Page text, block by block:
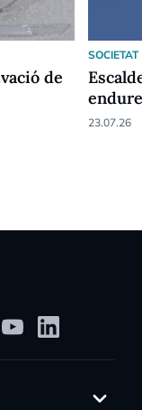
de
SOCIETAT
23.07.26